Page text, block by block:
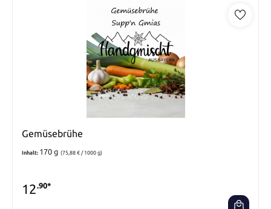
Gemüsebrühe
Inhalt: 170 g (75,88 € / 1000 g)
12 .90*